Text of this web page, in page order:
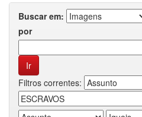
Buscar em:
por
Filtros correntes: